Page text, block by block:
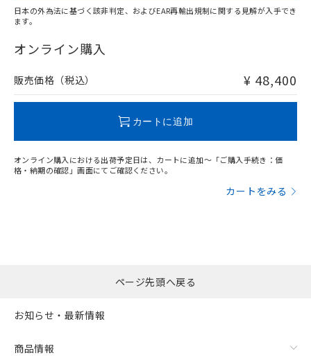
在庫等で未対応品が混在する可能性があります。
問い合わせください。
日本の外為法に基づく該非判定、およびEAR再輸出規制に関する見解が入手でき
ます。
オンライン購入
販売価格（税込） ¥ 48,400
カートに追加
オンライン購入における出荷予定日は、カートに追加～「ご購入手続き：価
格・納期の確認」画面にてご確認ください。
カートをみる
ページ先頭へ戻る
お知らせ・最新情報
商品情報